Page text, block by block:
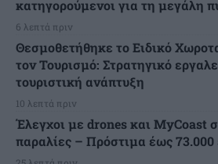
κατηγορούμενοι για τη μεγάλη
6 λεπτά πριν
Θεσμοθετήθηκε το Ειδικό
τον Τουρισμό: Στρατηγικό
τουριστική ανάπτυξη
10 λεπτά πριν
Έλεγχοι με drones και MyCoast
παραλίες – Πρόστιμα έως